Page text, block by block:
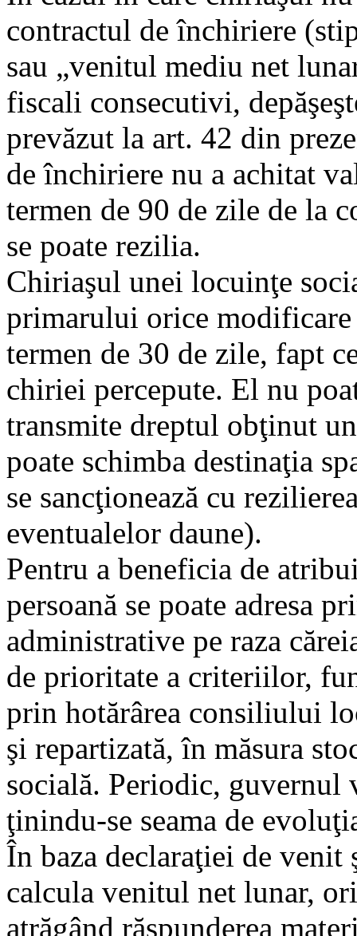
contractul de închiriere
sau „venitul mediu net
fiscali consecutivi,
prevăzut la art. 42 din
de închiriere nu a achitat
termen de 90 de zile de la
se poate rezilia.
Chiriaşul unei locuinţe
primarului orice
termen de 30 de zile, fapt
chiriei percepute. El nu
transmite dreptul obţinut
poate schimba destinaţia
se sancţionează cu
eventualelor daune).
Pentru a beneficia de
persoană se poate adresa
administrative pe raza
de prioritate a criteriilor,
prin hotărârea consiliului
şi repartizată, în măsura
socială. Periodic,
ţinindu-se seama de
În baza declaraţiei de venit
calcula venitul net lunar,
atrăgând răspunderea